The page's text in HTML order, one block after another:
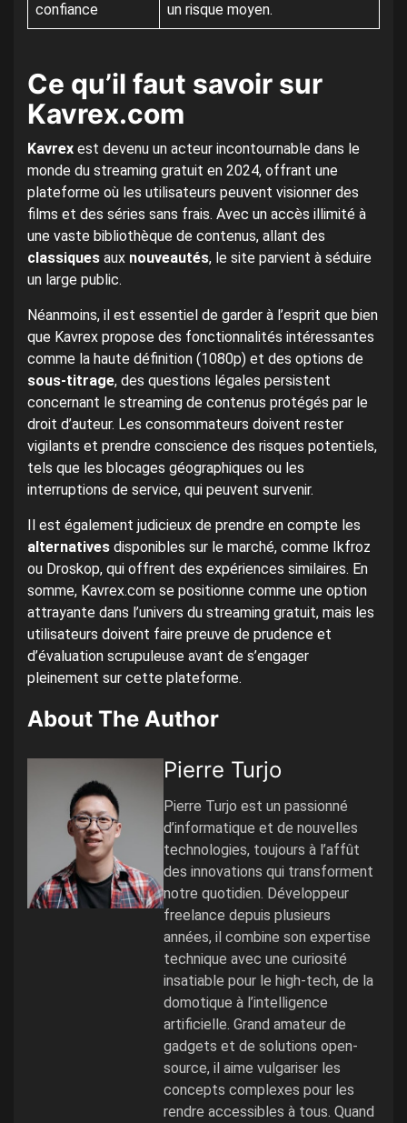
confiance
un risque moyen.
Ce qu’il faut savoir sur
Kavrex.com
Kavrex est devenu un acteur incontournable dans le
monde du streaming gratuit en 2024, offrant une
plateforme où les utilisateurs peuvent visionner des
films et des séries sans frais. Avec un accès illimité à
une vaste bibliothèque de contenus, allant des
classiques aux nouveautés, le site parvient à séduire
un large public.
Néanmoins, il est essentiel de garder à l’esprit que bien
que Kavrex propose des fonctionnalités intéressantes
comme la haute définition (1080p) et des options de
sous-titrage, des questions légales persistent
concernant le streaming de contenus protégés par le
droit d’auteur. Les consommateurs doivent rester
vigilants et prendre conscience des risques potentiels,
tels que les blocages géographiques ou les
interruptions de service, qui peuvent survenir.
Il est également judicieux de prendre en compte les
alternatives disponibles sur le marché, comme Ikfroz
ou Droskop, qui offrent des expériences similaires. En
somme, Kavrex.com se positionne comme une option
attrayante dans l’univers du streaming gratuit, mais les
utilisateurs doivent faire preuve de prudence et
d’évaluation scrupuleuse avant de s’engager
pleinement sur cette plateforme.
About The Author
Pierre Turjo
Pierre Turjo est un passionné
d’informatique et de nouvelles
technologies, toujours à l’affût
des innovations qui transforment
notre quotidien. Développeur
freelance depuis plusieurs
années, il combine son expertise
technique avec une curiosité
insatiable pour le high-tech, de la
domotique à l’intelligence
artificielle. Grand amateur de
gadgets et de solutions open-
source, il aime vulgariser les
concepts complexes pour les
rendre accessibles à tous. Quand